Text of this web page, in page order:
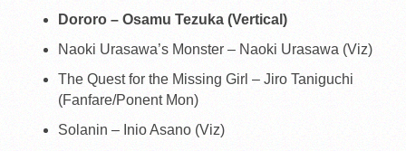
Dororo – Osamu Tezuka (Vertical)
Naoki Urasawa’s Monster – Naoki Urasawa (Viz)
The Quest for the Missing Girl – Jiro Taniguchi
(Fanfare/Ponent Mon)
Solanin – Inio Asano (Viz)